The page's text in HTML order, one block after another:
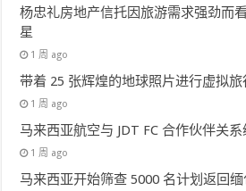
杨忠礼房地产信托因旅游需求强劲而
星
1 周 ago
带着 25 张辉煌的地球照片进行虚拟旅
1 周 ago
马来西亚航空与 JDT FC 合作伙伴关
1 周 ago
马来西亚开始筛查 5000 名计划返回